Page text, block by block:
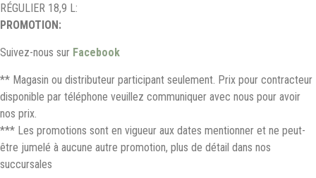
RÉGULIER 18,9 L:
PROMOTION:
Suivez-nous sur Facebook
** Magasin ou distributeur participant seulement. Prix pour contracteur
disponible par téléphone veuillez communiquer avec nous pour avoir
nos prix.
*** Les promotions sont en vigueur aux dates mentionner et ne peut-
être jumelé à aucune autre promotion, plus de détail dans nos
succursales